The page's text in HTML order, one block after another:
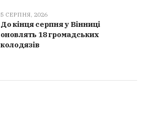
5 СЕРПНЯ, 2026
До кінця серпня у Вінниці
оновлять 18 громадських
колодязів